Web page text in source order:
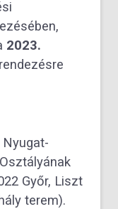
2023.
Nyugat-
Győr, Liszt
terem).